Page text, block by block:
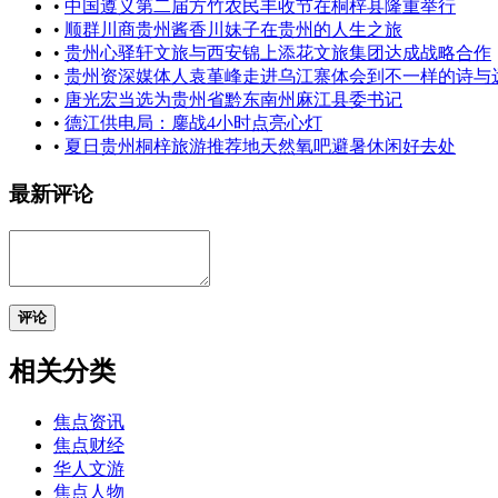
• 中国遵义第二届方竹农民丰收节在桐梓县隆重举行
• 顺群川商贵州酱香川妹子在贵州的人生之旅
• 贵州心驿轩文旅与西安锦上添花文旅集团达成战略合作
• 贵州资深媒体人袁堇峰走进乌江寨体会到不一样的诗与
• 唐光宏当选为贵州省黔东南州麻江县委书记
• 德江供电局：鏖战4小时点亮心灯
• 夏日贵州桐梓旅游推荐地天然氧吧避暑休闲好去处
最新评论
评论
相关分类
焦点资讯
焦点财经
华人文游
焦点人物